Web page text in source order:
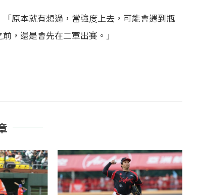
原本就有想過，當強度上去，可能會遇到瓶
，還是會先在二軍出賽。」